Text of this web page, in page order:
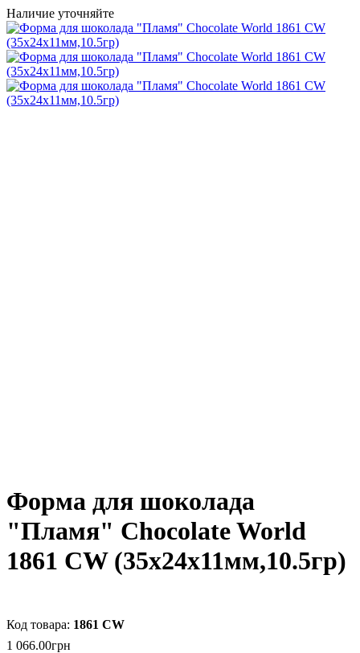
Наличие уточняйте
Форма для шоколада
"Пламя" Chocolate World
1861 CW (35x24x11мм,10.5гр)
1861 CW
1 066.00грн